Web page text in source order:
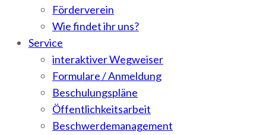
Förderverein
Wie findet ihr uns?
Service
interaktiver Wegweiser
Formulare / Anmeldung
Beschulungspläne
Öffentlichkeitsarbeit
Beschwerdemanagement